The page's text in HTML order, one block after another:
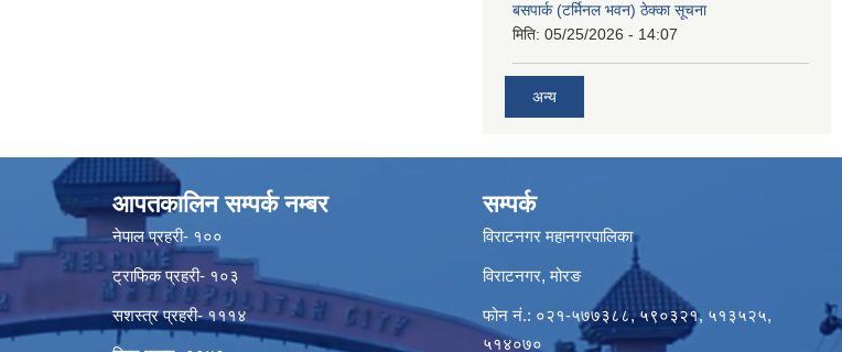
बसपार्क (टर्मिनल भवन) ठेक्का सूचना
मिति: 05/25/2026 - 14:07
अन्य
आपतकालिन सम्पर्क नम्बर
नेपाल प्रहरी- १००
ट्राफिक प्रहरी- १०३
सशस्त्र प्रहरी- १११४
सम्पर्क
विराटनगर महानगरपालिका
विराटनगर, मोरङ
फोन नं.: ०२१-५७७३८८, ५९०३२१, ५१३५२५,
५१४०७०